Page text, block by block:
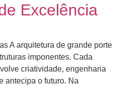
Excelência
A arquitetura de grande porte
imponentes. Cada
criatividade, engenharia
antecipa o futuro. Na